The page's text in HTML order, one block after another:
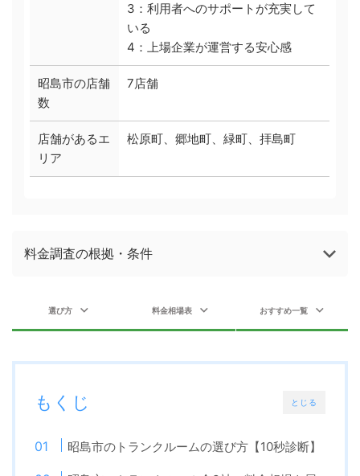
3：利用者へのサポートが充実して
いる
4：上場企業が運営する安心感
昭島市の店舗
数
7店舗
店舗があるエ
リア
松原町、郷地町、緑町、拝島町
料金調査の根拠・条件
選び方 料金相場表 おすすめ一覧
とじる
もくじ
昭島市のトランクルームの選び方【10秒診断】